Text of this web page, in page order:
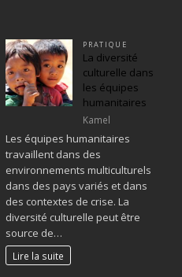
PRATIQUE
La diversité
culturelle dans
les équipes
humanitaires
Kamel
Les équipes humanitaires
travaillent dans des
environnements multiculturels
dans des pays variés et dans
des contextes de crise. La
diversité culturelle peut être
source de…
Lire la suite